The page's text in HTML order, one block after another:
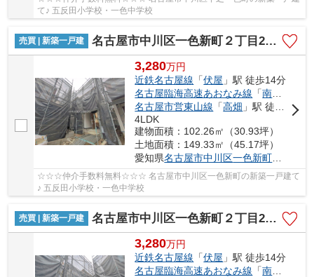
て♪ 五反田小学校・一色中学校
売買 | 新築一戸建 名古屋市中川区一色新町２丁目205【仲介手数料無料】新築一戸建て 2号棟
3,280万円
近鉄名古屋線 「伏屋 」駅 徒歩14分
名古屋臨海高速あおなみ線 「南荒子
名古屋市営東山線 「高畑 」駅 徒歩42分
4LDK
建物面積：102.26㎡（30.93坪）
土地面積：149.33㎡（45.17坪）
愛知県名古屋市中川区一色新町
☆☆☆仲介手数料無料☆☆☆ 名古屋市中川区一色新町の新築一戸建て
♪ 五反田小学校・一色中学校
売買 | 新築一戸建 名古屋市中川区一色新町２丁目205【仲介手数料無料】新築一戸建て 3号棟
3,280万円
近鉄名古屋線 「伏屋 」駅 徒歩14分
名古屋臨海高速あおなみ線 「南荒子